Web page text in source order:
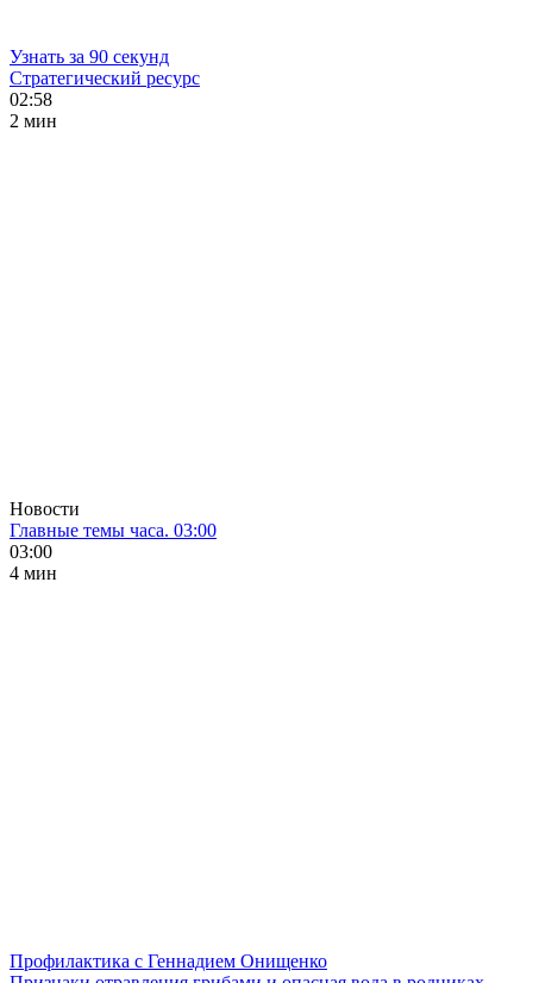
Узнать за 90 секунд
Стратегический ресурс
02:58
2 мин
Новости
Главные темы часа. 03:00
03:00
4 мин
Профилактика с Геннадием Онищенко